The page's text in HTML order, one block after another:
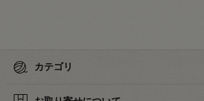
カテゴリ